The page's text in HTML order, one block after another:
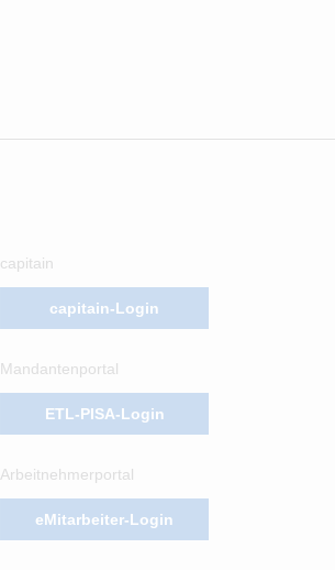
capitain
capitain-Login
Mandantenportal
ETL-PISA-Login
Arbeitnehmerportal
eMitarbeiter-Login